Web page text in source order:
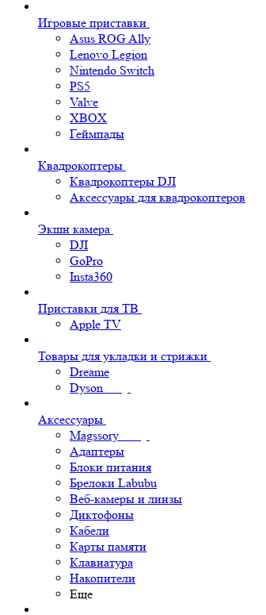
Игровые приставки
Asus ROG Ally
Lenovo Legion
Nintendo Switch
PS5
Valve
XBOX
Геймпады
Квадрокоптеры
Квадрокоптеры DJI
Аксессуары для квадрокоптеров
Экшн камера
DJI
GoPro
Insta360
Приставки для ТВ
Apple TV
Товары для укладки и стрижки
Dreame
Dyson
Аксессуары
Magssory
Адаптеры
Блоки питания
Брелоки Labubu
Веб-камеры и линзы
Диктофоны
Кабели
Карты памяти
Клавиатура
Накопители
Еще